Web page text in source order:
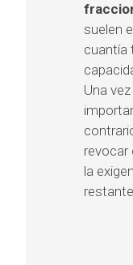
suelen
cuantía
Una
revocar
la